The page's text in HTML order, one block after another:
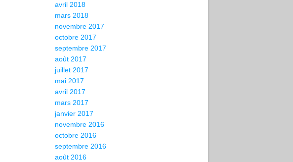
avril 2018
mars 2018
novembre 2017
octobre 2017
septembre 2017
août 2017
juillet 2017
mai 2017
avril 2017
mars 2017
janvier 2017
novembre 2016
octobre 2016
septembre 2016
août 2016